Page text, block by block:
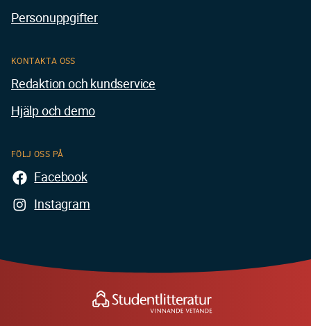
KONTAKTA OSS
Redaktion och kundservice
Hjälp och demo
FÖLJ OSS PÅ
Facebook
Instagram
Personuppgifter